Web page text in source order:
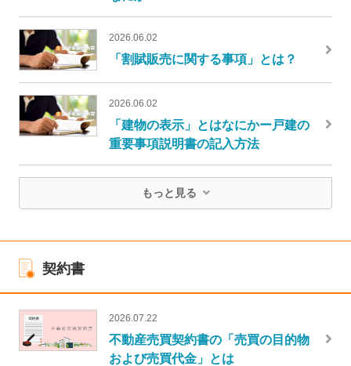
2026.06.02
「割賦販売に関する事項」とは？
2026.06.02
「建物の表示」とはなにかー戸建の
重要事項説明書の記入方法
もっと見る
契約書
2026.07.22
不動産売買契約書の「売買の目的物
および売買代金」とは